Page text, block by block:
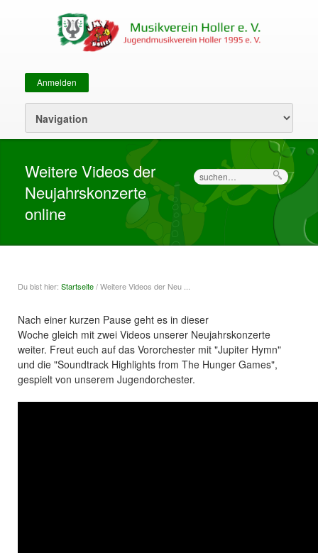
Sekundärmenü
Anmelden
Weitere Videos der
Neujahrskonzerte
online
Suche
Du bist hier:
Sie sind hier
Startseite/ Weitere Videos der Neu ...
Nach einer kurzen Pause geht es in dieser
Woche gleich mit zwei Videos unserer Neujahrskonzerte
weiter. Freut euch auf das Vororchester mit "Jupiter Hymn"
und die "Soundtrack Highlights from The Hunger Games",
gespielt von unserem Jugendorchester.